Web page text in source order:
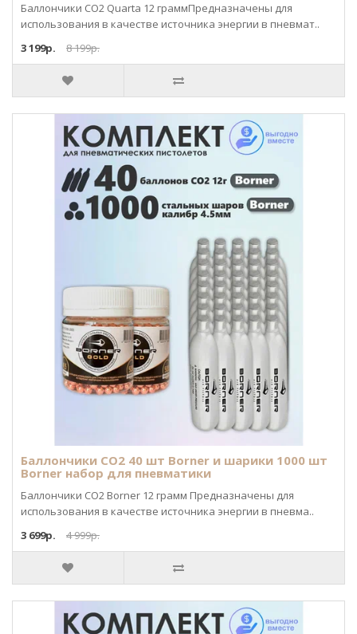
Баллончики CO2 Quarta 12 граммПредназначены для
использования в качестве источника энергии в пневмат..
3 199р.
8 199р.
Баллончики CO2 40 шт Borner и шарики 1000 шт
Borner набор для пневматики
Баллончики CO2 Borner 12 грамм Предназначены для
использования в качестве источника энергии в пневма..
3 699р.
4 999р.